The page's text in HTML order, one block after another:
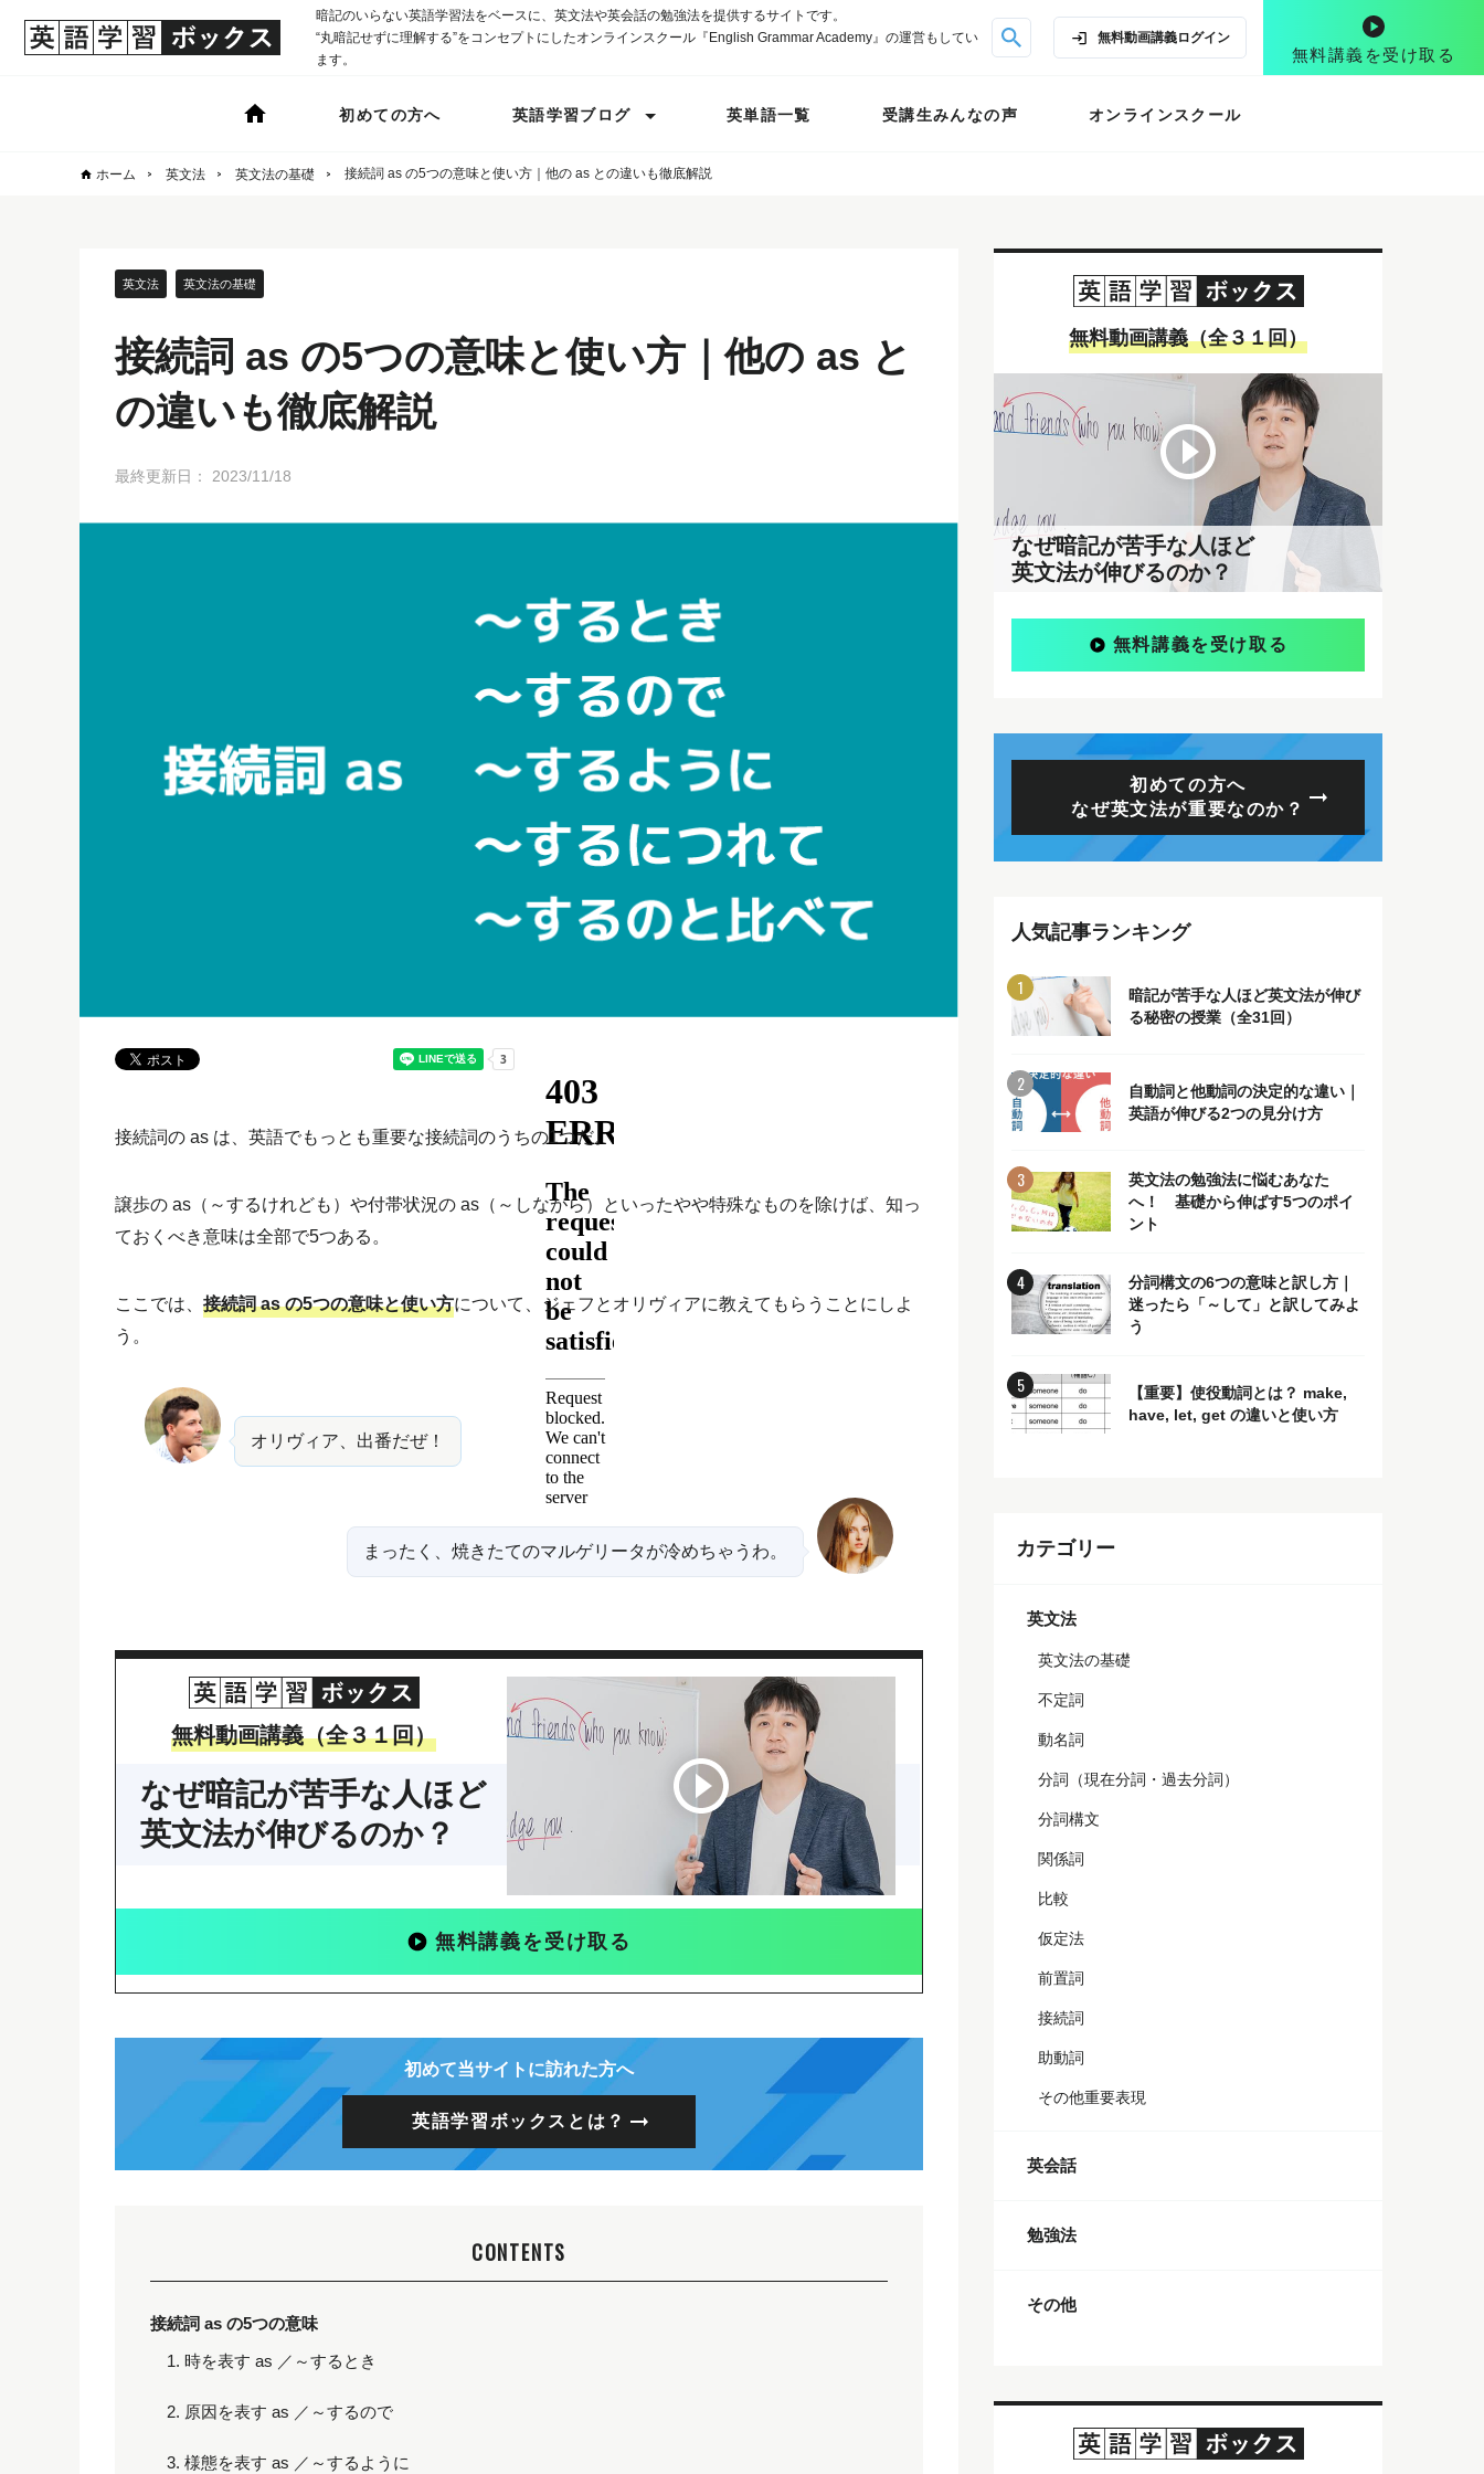
暗記のいらない英語学習法をベースに、英文法や英会話の勉強法を提供するサイトです。
“丸暗記せずに理解する”をコンセプトにしたオンラインスクール『English Grammar Academy』の運営もしてい
ます。
無料動画講義ログイン
無料講義を受け取る
初めての方へ 英語学習ブログ 英単語一覧 受講生みんなの声 オンラインスクール
ホーム 英文法 英文法の基礎 接続詞 as の5つの意味と使い方｜他の as との違いも徹底解説
接続詞 as の5つの意味と使い方｜他の as と
の違いも徹底解説
英文法 英文法の基礎
最終更新日： 2023/11/18
接続詞の as は、英語でもっとも重要な接続詞のうちの1つだ。
譲歩の as（～するけれども）や付帯状況の as（～しながら）といったやや特殊なものを除けば、知っ
ておくべき意味は全部で5つある。
ここでは、 接続詞 as の5つの意味と使い方について、ジェフとオリヴィアに教えてもらうことにしよ
う。
オリヴィア、出番だぜ！
まったく、焼きたてのマルゲリータが冷めちゃうわ。
無料動画講義（全３１回）
なぜ暗記が苦手な人ほど
英文法が伸びるのか？
無料講義を受け取る
初めて当サイトに訪れた方へ
英語学習ボックスとは？
CONTENTS
接続詞 as の5つの意味
1. 時を表す as ／～するとき
2. 原因を表す as ／～するので
3. 様態を表す as ／～するように
無料動画講義（全３１回）
なぜ暗記が苦手な人ほど
英文法が伸びるのか？
無料講義を受け取る
初めての方へ
なぜ英文法が重要なのか？
人気記事ランキング
暗記が苦手な人ほど英文法が伸び
る秘密の授業（全31回）
自動詞と他動詞の決定的な違い｜
英語が伸びる2つの見分け方
英文法の勉強法に悩むあなた
へ！ 基礎から伸ばす5つのポイ
ント
分詞構文の6つの意味と訳し方｜
迷ったら「～して」と訳してみよ
う
【重要】使役動詞とは？ make,
have, let, get の違いと使い方
カテゴリー
英文法
英文法の基礎
不定詞
動名詞
分詞（現在分詞・過去分詞）
分詞構文
関係詞
比較
仮定法
前置詞
接続詞
助動詞
その他重要表現
英会話
勉強法
その他